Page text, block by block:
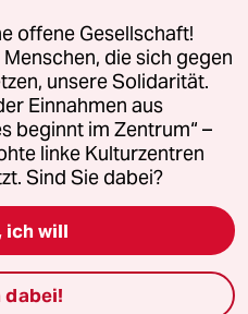
GmbH
Fragen oder für Genehmigungen
Kommune-Richtlinien
Impressum AGB
widerrufen (Ads)
offene Gesellschaft!
die sich gegen
unsere Solidarität.
Einnahmen aus
beginnt im Zentrum“ –
linke Kulturzentren
Sind Sie dabei?
ich will
dabei!